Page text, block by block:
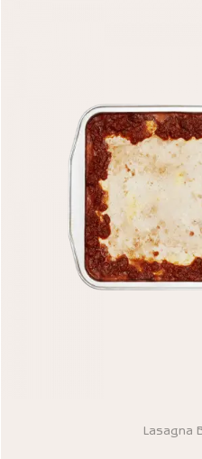
Lasagna